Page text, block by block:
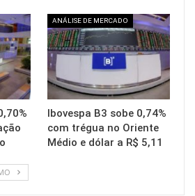
ANÁLISE DE MERCADO
Ibovespa B3 sobe 0,74%
com trégua no Oriente
Médio e dólar a R$ 5,11